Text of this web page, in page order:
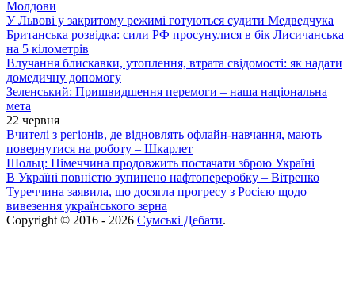
Молдови
У Львові у закритому режимі готуються судити Медведчука
Британська розвідка: сили РФ просунулися в бік Лисичанська
на 5 кілометрів
Влучання блискавки, утоплення, втрата свідомості: як надати
домедичну допомогу
Зеленський: Пришвидшення перемоги – наша національна
мета
22 червня
Вчителі з регіонів, де відновлять офлайн-навчання, мають
повернутися на роботу – Шкарлет
Шольц: Німеччина продовжить постачати зброю Україні
В Україні повністю зупинено нафтопереробку – Вітренко
Туреччина заявила, що досягла прогресу з Росією щодо
вивезення українського зерна
Copyright © 2016 - 2026 Сумські Дебати.